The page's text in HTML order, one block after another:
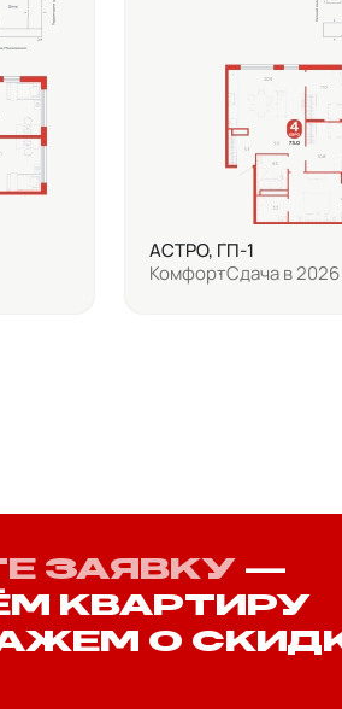
АСТРО, ГП-1
КомфортСдача в 2026
ЗАЯВКУ —
КВАРТИРУ
О